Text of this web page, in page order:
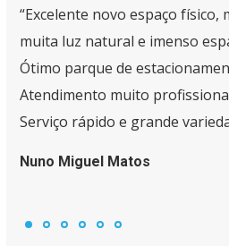
“Excelente novo espaço físico,
muita luz natural e imenso
Ótimo parque de
Atendimento muito
Serviço rápido e grande
Nuno Miguel Matos